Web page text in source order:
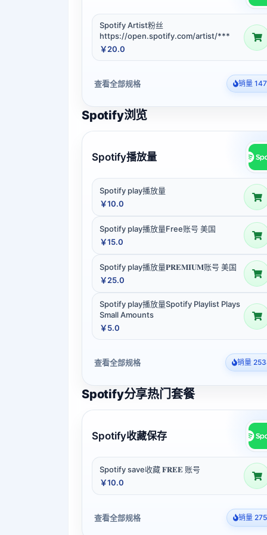
Spotify Artist粉丝
https://open.spotify.com/artist/***
￥20.0
查看全部规格 销量
Spotify浏览
Spotify播放量
Spotify play播放量
￥10.0
Spotify play播放量Free账号 美国
￥15.0
Spotify play播放量𝐏𝐑𝐄𝐌𝐈𝐔𝐌账号 美国
￥25.0
Spotify play播放量Spotify Playlist Plays
Small Amounts
￥5.0
查看全部规格 销量
Spotify分享热门套餐
Spotify收藏保存
Spotify save收藏 𝐅𝐑𝐄𝐄 账号
￥10.0
查看全部规格 销量